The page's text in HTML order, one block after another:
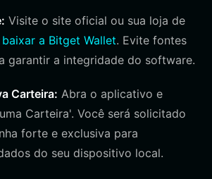
Visite o site oficial ou sua loja de
baixar a Bitget Wallet. Evite fontes
garantir a integridade do software.
Carteira: Abra o aplicativo e
Carteira'. Você será solicitado
forte e exclusiva para
do seu dispositivo local.